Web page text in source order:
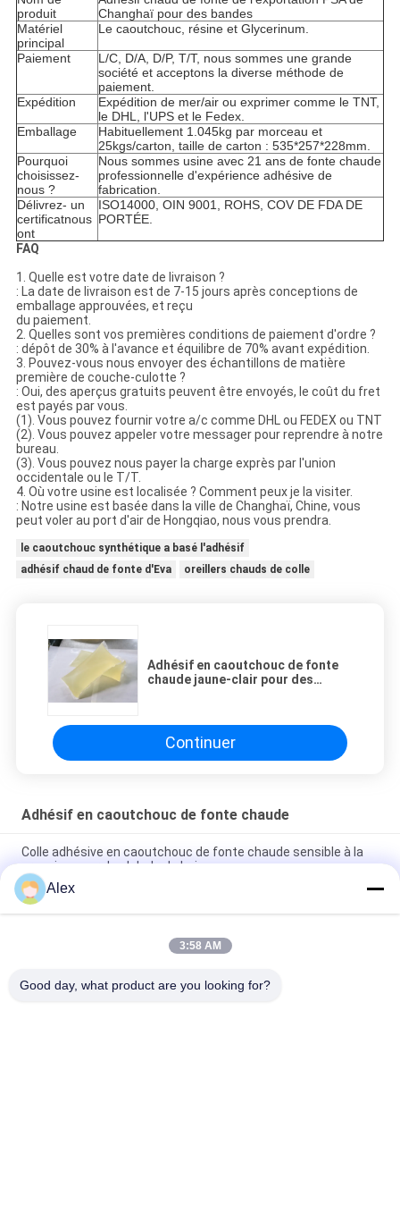
produit
Changhaï pour des bandes
Matériel
principal
Le caoutchouc, résine et Glycerinum.
Paiement
L/C, D/A, D/P, T/T, nous sommes une grande
société et acceptons la diverse méthode de
paiement.
Expédition
Expédition de mer/air ou exprimer comme le TNT,
le DHL, l'UPS et le Fedex.
Emballage
Habituellement 1.045kg par morceau et
25kgs/carton, taille de carton : 535*257*228mm.
Pourquoi
choisissez-
nous ?
Nous sommes usine avec 21 ans de fonte chaude
professionnelle d'expérience adhésive de
fabrication.
Délivrez- un
certificatnous
ont
ISO14000, OIN 9001, ROHS, COV DE FDA DE
PORTÉE.
FAQ
1. Quelle est votre date de livraison ?
: La date de livraison est de 7-15 jours après conceptions de
emballage approuvées, et reçu
du paiement.
2. Quelles sont vos premières conditions de paiement d'ordre ?
: dépôt de 30% à l'avance et équilibre de 70% avant expédition.
3. Pouvez-vous nous envoyer des échantillons de matière
première de couche-culotte ?
: Oui, des aperçus gratuits peuvent être envoyés, le coût du fret
est payés par vous.
(1). Vous pouvez fournir votre a/c comme DHL ou FEDEX ou TNT
(2). Vous pouvez appeler votre messager pour reprendre à notre
bureau.
(3). Vous pouvez nous payer la charge exprès par l'union
occidentale ou le T/T.
4. Où votre usine est localisée ? Comment peux je la visiter.
: Notre usine est basée dans la ville de Changhaï, Chine, vous
peut voler au port d'air de Hongqiao, nous vous prendra.
le caoutchouc synthétique a basé l'adhésif
adhésif chaud de fonte d'Eva
oreillers chauds de colle
Adhésif en caoutchouc de fonte
chaude jaune-clair pour des
Continuer
Adhésif en caoutchouc de fonte chaude
Colle adhésive en caoutchouc de fonte chaude sensible à la
pression pour des labels de boisson
Colle en caoutchouc synthétique de JAOUR PSA pour des
rubans adhésifs
Adhésif en caoutchouc de fonte chaude synthétique pour de
Alex
3:58 AM
Good day, what product are you looking for?